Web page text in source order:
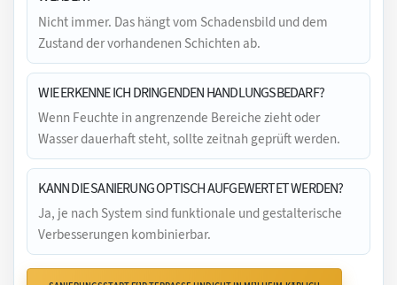
Nicht immer. Das hängt vom Schadensbild und dem
Zustand der vorhandenen Schichten ab.
WIE ERKENNE ICH DRINGENDEN HANDLUNGSBEDARF?
Wenn Feuchte in angrenzende Bereiche zieht oder
Wasser dauerhaft steht, sollte zeitnah geprüft werden.
KANN DIE SANIERUNG OPTISCH AUFGEWERTET WERDEN?
Ja, je nach System sind funktionale und gestalterische
Verbesserungen kombinierbar.